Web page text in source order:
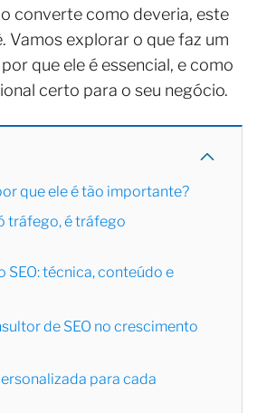
converte como deveria, este
Vamos explorar o que faz um
que ele é essencial, e como
certo para o seu negócio.
que ele é tão importante?
tráfego, é tráfego
SEO: técnica, conteúdo e
de SEO no crescimento
para cada